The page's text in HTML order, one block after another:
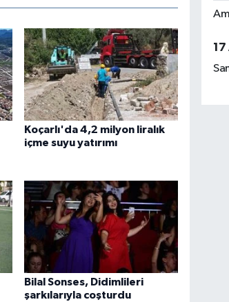
Koçarlı'da 4,2 milyon liralık
içme suyu yatırımı
Bilal Sonses, Didimlileri
şarkılarıyla coşturdu